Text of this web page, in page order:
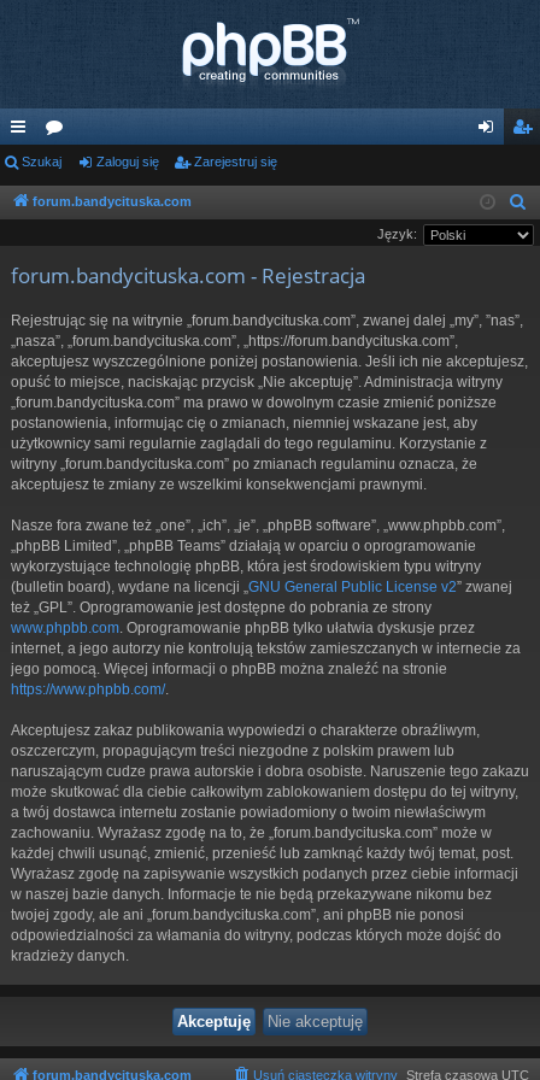
ię
ce
…
or
a og ej
es
Szukaj Zaloguj się Zarejestruj się
forum.bandycituska.com
z
Język:
forum.bandycituska.com - Rejestracja
Rejestrując się na witrynie „forum.bandycituska.com”, zwanej dalej „my”, ”nas”,
„nasza”, „forum.bandycituska.com”, „https://forum.bandycituska.com”,
akceptujesz wyszczególnione poniżej postanowienia. Jeśli ich nie akceptujesz,
opuść to miejsce, naciskając przycisk „Nie akceptuję”. Administracja witryny
„forum.bandycituska.com” ma prawo w dowolnym czasie zmienić poniższe
postanowienia, informując cię o zmianach, niemniej wskazane jest, aby
użytkownicy sami regularnie zaglądali do tego regulaminu. Korzystanie z
witryny „forum.bandycituska.com” po zmianach regulaminu oznacza, że
akceptujesz te zmiany ze wszelkimi konsekwencjami prawnymi.
Nasze fora zwane też „one”, „ich”, „je”, „phpBB software”, „www.phpbb.com”,
„phpBB Limited”, „phpBB Teams” działają w oparciu o oprogramowanie
wykorzystujące technologię phpBB, która jest środowiskiem typu witryny
(bulletin board), wydane na licencji „ GNU General Public License v2” zwanej
też „GPL”. Oprogramowanie jest dostępne do pobrania ze strony
www.phpbb.com . Oprogramowanie phpBB tylko ułatwia dyskusje przez
internet, a jego autorzy nie kontrolują tekstów zamieszczanych w internecie za
jego pomocą. Więcej informacji o phpBB można znaleźć na stronie
https://www.phpbb.com/.
Akceptujesz zakaz publikowania wypowiedzi o charakterze obraźliwym,
oszczerczym, propagującym treści niezgodne z polskim prawem lub
naruszającym cudze prawa autorskie i dobra osobiste. Naruszenie tego zakazu
może skutkować dla ciebie całkowitym zablokowaniem dostępu do tej witryny,
a twój dostawca internetu zostanie powiadomiony o twoim niewłaściwym
zachowaniu. Wyrażasz zgodę na to, że „forum.bandycituska.com” może w
każdej chwili usunąć, zmienić, przenieść lub zamknąć każdy twój temat, post.
Wyrażasz zgodę na zapisywanie wszystkich podanych przez ciebie informacji
w naszej bazie danych. Informacje te nie będą przekazywane nikomu bez
twojej zgody, ale ani „forum.bandycituska.com”, ani phpBB nie ponosi
odpowiedzialności za włamania do witryny, podczas których może dojść do
kradzieży danych.
forum.bandycituska.com Strefa czasowa UTC
Usuń ciasteczka witryny